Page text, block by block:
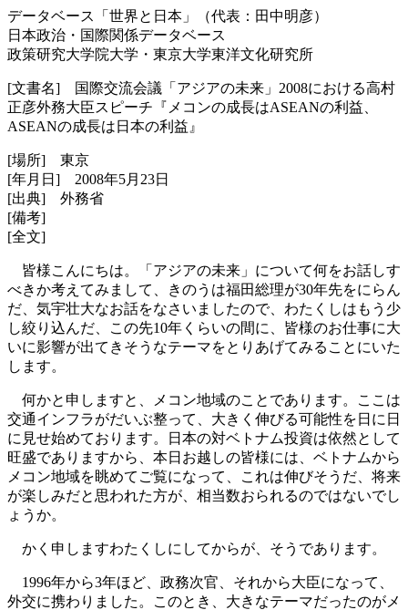
データベース「世界と日本」（代表：田中明彦）
日本政治・国際関係データベース
政策研究大学院大学・東京大学東洋文化研究所
[文書名] 国際交流会議「アジアの未来」2008における高村
正彦外務大臣スピーチ『メコンの成長はASEANの利益、
ASEANの成長は日本の利益』
[場所] 東京
[年月日] 2008年5月23日
[出典] 外務省
[備考]
[全文]
皆様こんにちは。「アジアの未来」について何をお話しす
べきか考えてみまして、きのうは福田総理が30年先をにらん
だ、気宇壮大なお話をなさいましたので、わたくしはもう少
し絞り込んだ、この先10年くらいの間に、皆様のお仕事に大
いに影響が出てきそうなテーマをとりあげてみることにいた
します。
何かと申しますと、メコン地域のことであります。ここは
交通インフラがだいぶ整って、大きく伸びる可能性を日に日
に見せ始めております。日本の対ベトナム投資は依然として
旺盛でありますから、本日お越しの皆様には、ベトナムから
メコン地域を眺めてご覧になって、これは伸びそうだ、将来
が楽しみだと思われた方が、相当数おられるのではないでし
ょうか。
かく申しますわたくしにしてからが、そうであります。
1996年から3年ほど、政務次官、それから大臣になって、
外交に携わりました。このとき、大きなテーマだったのがメ